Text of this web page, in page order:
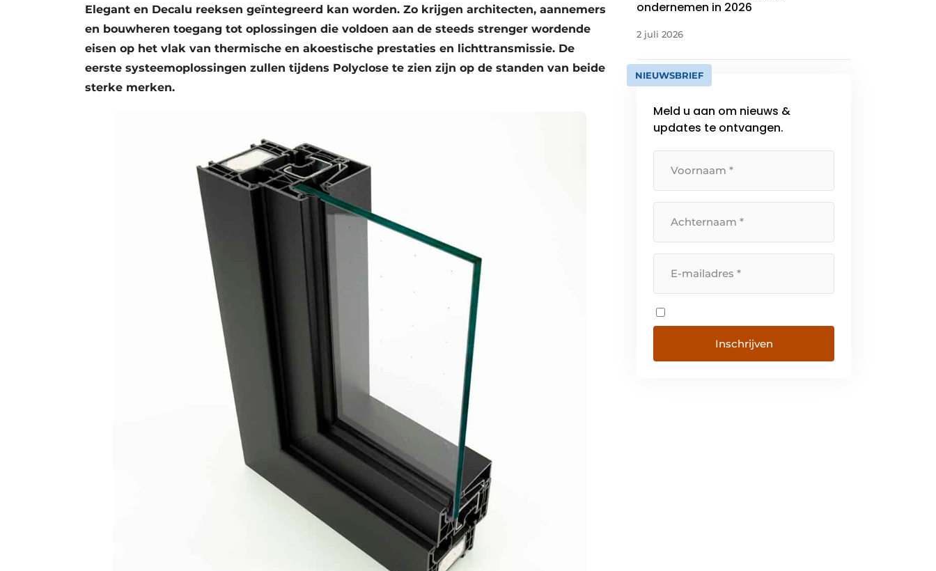
Elegant en Decalu reeksen geïntegreerd kan worden. Zo krijgen architecten, aannemers
en bouwheren toegang tot oplossingen die voldoen aan de steeds strenger wordende
eisen op het vlak van thermische en akoestische prestaties en lichttransmissie. De
eerste systeemoplossingen zullen tijdens Polyclose te zien zijn op de standen van beide
sterke merken.
ondernemen in 2026
2 juli 2026
NIEUWSBRIEF
Meld u aan om nieuws &
updates te ontvangen.